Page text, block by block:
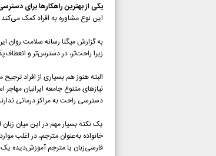
یکی از بهترین راهکارها برای
این نوع مشاوره به افراد کمک
به گزارش میگنا رسانه سلامت روان
زیرا راحت‌تر، در دسترس‌تر و
البته هنوز هم بسیاری از افراد
نیازهای متنوع جامعه ایرانیان
دسترسی راحت به مراکز درمانی
یک نکته بسیار مهم در این میان
خانواده به‌عنوان مترجم، در اغلب
فارسی‌زبان یا مترجم آموزش‌دیده